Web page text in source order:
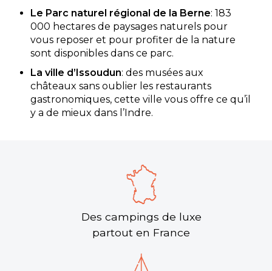
Le Parc naturel régional de la Berne: 183
000 hectares de paysages naturels pour
vous reposer et pour profiter de la nature
sont disponibles dans ce parc.
La ville d’Issoudun: des musées aux
châteaux sans oublier les restaurants
gastronomiques, cette ville vous offre ce qu’il
y a de mieux dans l’Indre.
Des campings de luxe
partout en France